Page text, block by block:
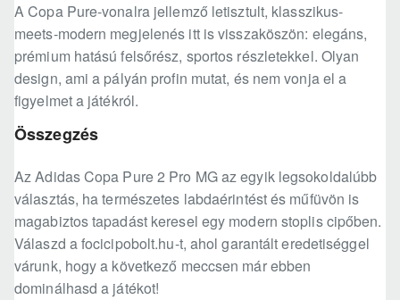
A Copa Pure-vonalra jellemző letisztult, klasszikus-
meets-modern megjelenés itt is visszaköszön: elegáns,
prémium hatású felsőrész, sportos részletekkel. Olyan
design, ami a pályán profin mutat, és nem vonja el a
figyelmet a játékról.
Összegzés
Az Adidas Copa Pure 2 Pro MG az egyik legsokoldalúbb
választás, ha természetes labdaérintést és műfüvön is
magabiztos tapadást keresel egy modern stoplis cipőben.
Válaszd a focicipobolt.hu-t, ahol garantált eredetiséggel
várunk, hogy a következő meccsen már ebben
dominálhasd a játékot!